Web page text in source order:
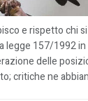
e rispetto chi
legge 157/1992
delle
critiche ne